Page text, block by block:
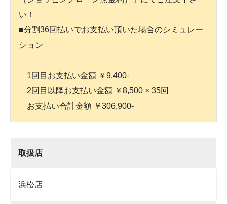
い！
■分割36回払いでお支払い頂いた場合のシミュレー
ション
1回目お支払い金額 ￥9,400-
2回目以降お支払い金額 ￥8,500 × 35回
お支払い合計金額 ￥306,900-
取扱店
浜松店